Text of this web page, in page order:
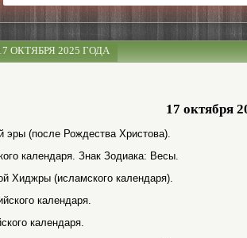
ОКТЯБРЯ 2025 ГОДА
17 октября
эры (после Рождества Христова).
календаря. Знак Зодиака: Весы.
Хиджры (исламского календаря).
календаря.
календаря.